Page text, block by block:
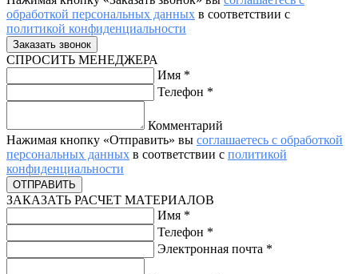
обработкой персональных данных в соответствии с
политикой конфиденциальности
СПРОСИТЬ МЕНЕДЖЕРА
Имя *
Телефон *
Комментарий
Нажимая кнопку «Отправить» вы соглашаетесь с обработкой
персональных данных в соответствии с политикой
конфиденциальности
ЗАКАЗАТЬ РАСЧЕТ МАТЕРИАЛОВ
Имя *
Телефон *
Электронная почта *